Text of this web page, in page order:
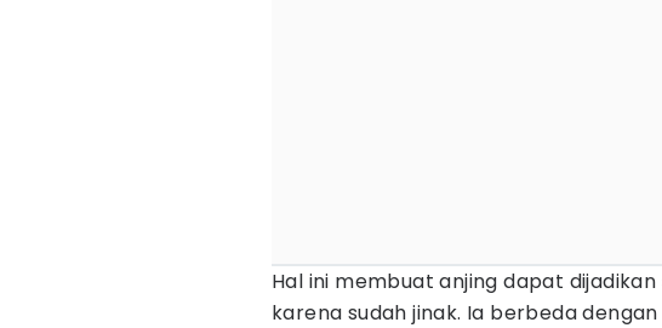
Hal ini membuat anjing dapat
karena sudah jinak. Ia berbeda